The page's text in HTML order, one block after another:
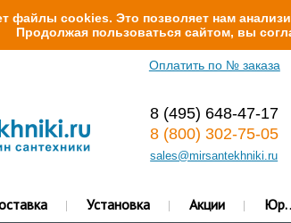
файлы cookies. Это позволяет нам
Продолжая пользоваться сайтом, вы
Оплатить по № заказа
8 (495) 648-47-17
8 (800) 302-75-05
sales@mirsantekhniki.ru
Установка Акции Юр.